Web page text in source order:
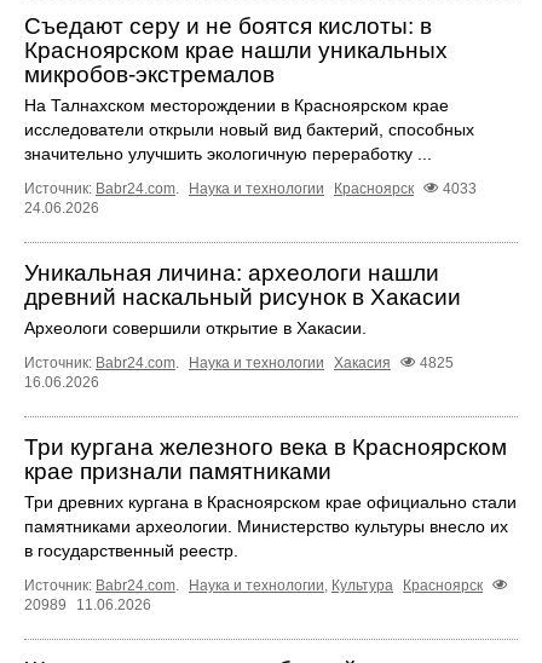
Съедают серу и не боятся кислоты: в
Красноярском крае нашли уникальных
микробов-экстремалов
На Талнахском месторождении в Красноярском крае
исследователи открыли новый вид бактерий, способных
значительно улучшить экологичную переработку ...
Источник: Babr24.com. Наука и технологии Красноярск
4033
24.06.2026
Уникальная личина: археологи нашли
древний наскальный рисунок в Хакасии
Археологи совершили открытие в Хакасии.
Источник: Babr24.com. Наука и технологии Хакасия
4825
16.06.2026
Три кургана железного века в Красноярском
крае признали памятниками
Три древних кургана в Красноярском крае официально стали
памятниками археологии. Министерство культуры внесло их
в государственный реестр.
Источник: Babr24.com. Наука и технологии, Культура
Красноярск
20989
11.06.2026